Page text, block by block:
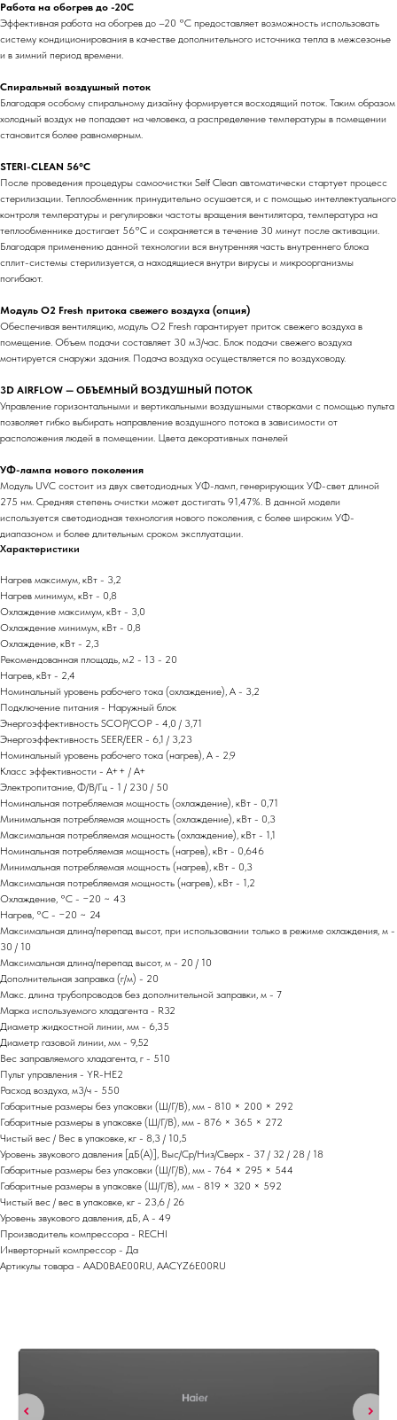
Работа на обогрев до -20С
Эффективная работа на обогрев до –20 °С предоставляет возможность использовать
систему кондиционирования в качестве дополнительного источника тепла в межсезонье
и в зимний период времени.
Спиральный воздушный поток
Благодаря особому спиральному дизайну формируется восходящий поток. Таким образом
холодный воздух не попадает на человека, а распределение температуры в помещении
становится более равномерным.
STERI-CLEAN 56°C
После проведения процедуры самоочистки Self Clean автоматически стартует процесс
стерилизации. Теплообменник принудительно осушается, и с помощью интеллектуального
контроля температуры и регулировки частоты вращения вентилятора, температура на
теплообменнике достигает 56°С и сохраняется в течение 30 минут после активации.
Благодаря применению данной технологии вся внутренняя часть внутреннего блока
сплит-системы стерилизуется, а находящиеся внутри вирусы и микроорганизмы
погибают.
Модуль O2 Fresh притока свежего воздуха (опция)
Обеспечивая вентиляцию, модуль O2 Fresh гарантирует приток свежего воздуха в
помещение. Объем подачи составляет 30 м3/час. Блок подачи свежего воздуха
монтируется снаружи здания. Подача воздуха осуществляется по воздуховоду.
3D AIRFLOW — ОБЪЕМНЫЙ ВОЗДУШНЫЙ ПОТОК
Управление горизонтальными и вертикальными воздушными створками с помощью пульта
позволяет гибко выбирать направление воздушного потока в зависимости от
расположения людей в помещении. Цвета декоративных панелей
УФ-лампа нового поколения
Модуль UVC состоит из двух светодиодных УФ-ламп, генерирующих УФ-свет длиной
275 нм. Средняя степень очистки может достигать 91,47%. В данной модели
используется светодиодная технология нового поколения, с более широким УФ-
диапазоном и более длительным сроком эксплуатации.
Характеристики
Нагрев максимум, кВт - 3,2
Нагрев минимум, кВт - 0,8
Охлаждение максимум, кВт - 3,0
Охлаждение минимум, кВт - 0,8
Охлаждение, кВт - 2,3
Рекомендованная площадь, м2 - 13 - 20
Нагрев, кВт - 2,4
Номинальный уровень рабочего тока (охлаждение), А - 3,2
Подключение питания - Наружный блок
Энергоэффективность SCOP/COP - 4,0 / 3,71
Энергоэффективность SEER/EER - 6,1 / 3,23
Номинальный уровень рабочего тока (нагрев), А - 2,9
Класс эффективности - A++ / A+
Электропитание, Ф/В/Гц - 1 / 230 / 50
Номинальная потребляемая мощность (охлаждение), кВт - 0,71
Минимальная потребляемая мощность (охлаждение), кВт - 0,3
Максимальная потребляемая мощность (охлаждение), кВт - 1,1
Номинальная потребляемая мощность (нагрев), кВт - 0,646
Минимальная потребляемая мощность (нагрев), кВт - 0,3
Максимальная потребляемая мощность (нагрев), кВт - 1,2
Охлаждение, °С - −20 ~ 43
Нагрев, °С - −20 ~ 24
Максимальная длина/перепад высот, при использовании только в режиме охлаждения, м -
30 / 10
Максимальная длина/перепад высот, м - 20 / 10
Дополнительная заправка (г/м) - 20
Макс. длина трубопроводов без дополнительной заправки, м - 7
Марка используемого хладагента - R32
Диаметр жидкостной линии, мм - 6,35
Диаметр газовой линии, мм - 9,52
Вес заправляемого хладагента, г - 510
Пульт управления - YR-HE2
Расход воздуха, м3/ч - 550
Габаритные размеры без упаковки (Ш/Г/В), мм - 810 × 200 × 292
Габаритные размеры в упаковке (Ш/Г/В), мм - 876 × 365 × 272
Чистый вес / Вес в упаковке, кг - 8,3 / 10,5
Уровень звукового давления [дБ(А)], Выс/Ср/Низ/Сверх - 37 / 32 / 28 / 18
Габаритные размеры без упаковки (Ш/Г/В), мм - 764 × 295 × 544
Габаритные размеры в упаковке (Ш/Г/В), мм - 819 × 320 × 592
Чистый вес / вес в упаковке, кг - 23,6 / 26
Уровень звукового давления, дБ, А - 49
Производитель компрессора - RECHI
Инверторный компрессор - Да
Артикулы товара - AAD0BAE00RU, AACYZ6E00RU